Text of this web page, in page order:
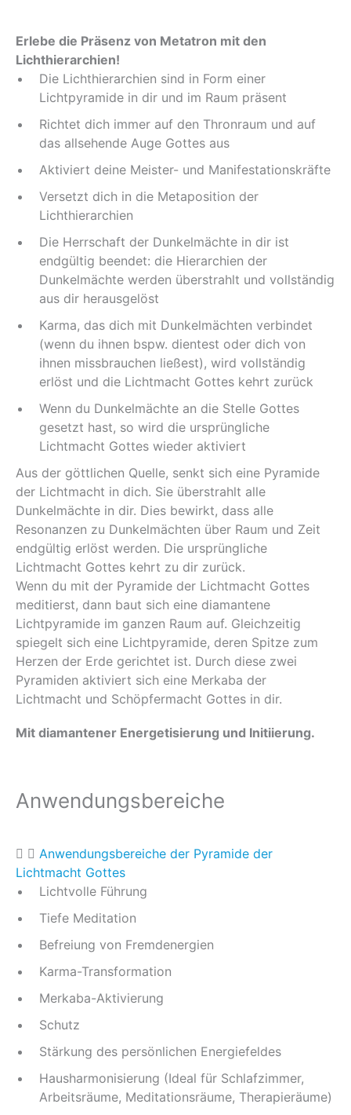
Erlebe die Präsenz von Metatron mit den
Lichthierarchien!
Die Lichthierarchien sind in Form einer
Lichtpyramide in dir und im Raum präsent
Richtet dich immer auf den Thronraum und auf
das allsehende Auge Gottes aus
Aktiviert deine Meister- und Manifestationskräfte
Versetzt dich in die Metaposition der
Lichthierarchien
Die Herrschaft der Dunkelmächte in dir ist
endgültig beendet: die Hierarchien der
Dunkelmächte werden überstrahlt und vollständig
aus dir herausgelöst
Karma, das dich mit Dunkelmächten verbindet
(wenn du ihnen bspw. dientest oder dich von
ihnen missbrauchen ließest), wird vollständig
erlöst und die Lichtmacht Gottes kehrt zurück
Wenn du Dunkelmächte an die Stelle Gottes
gesetzt hast, so wird die ursprüngliche
Lichtmacht Gottes wieder aktiviert
Aus der göttlichen Quelle, senkt sich eine Pyramide
der Lichtmacht in dich. Sie überstrahlt alle
Dunkelmächte in dir. Dies bewirkt, dass alle
Resonanzen zu Dunkelmächten über Raum und Zeit
endgültig erlöst werden. Die ursprüngliche
Lichtmacht Gottes kehrt zu dir zurück.
Wenn du mit der Pyramide der Lichtmacht Gottes
meditierst, dann baut sich eine diamantene
Lichtpyramide im ganzen Raum auf. Gleichzeitig
spiegelt sich eine Lichtpyramide, deren Spitze zum
Herzen der Erde gerichtet ist. Durch diese zwei
Pyramiden aktiviert sich eine Merkaba der
Lichtmacht und Schöpfermacht Gottes in dir.
Mit diamantener Energetisierung und Initiierung.
Anwendungsbereiche
Anwendungsbereiche der Pyramide der
Lichtmacht Gottes
Lichtvolle Führung
Tiefe Meditation
Befreiung von Fremdenergien
Karma-Transformation
Merkaba-Aktivierung
Schutz
Stärkung des persönlichen Energiefeldes
Hausharmonisierung (Ideal für Schlafzimmer,
Arbeitsräume, Meditationsräume, Therapieräume)